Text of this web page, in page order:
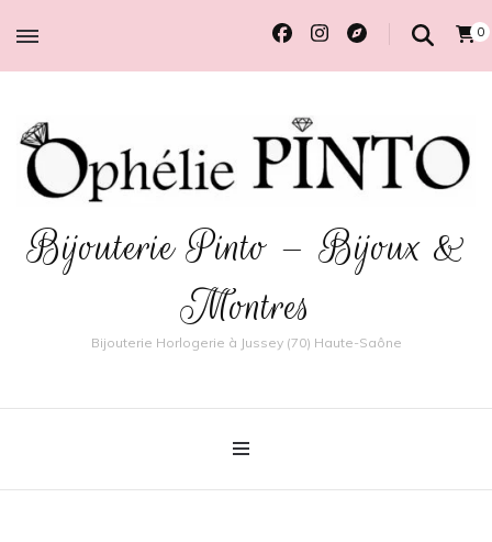
0
Bijouterie Pinto – Bijoux &
Montres
Bijouterie Horlogerie à Jussey (70) Haute-Saône